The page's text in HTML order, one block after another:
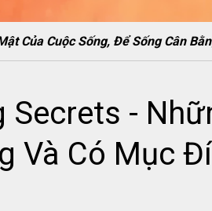
Của Cuộc Sống, Để Sống Cân
Secrets -
Và Có Mục